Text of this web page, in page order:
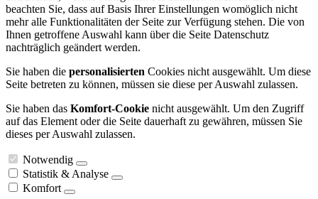
beachten Sie, dass auf Basis Ihrer Einstellungen womöglich nicht
mehr alle Funktionalitäten der Seite zur Verfügung stehen. Die von
Ihnen getroffene Auswahl kann über die Seite Datenschutz
nachträglich geändert werden.
Sie haben die personalisierten Cookies nicht ausgewählt. Um diese
Seite betreten zu können, müssen sie diese per Auswahl zulassen.
Sie haben das Komfort-Cookie nicht ausgewählt. Um den Zugriff
auf das Element oder die Seite dauerhaft zu gewähren, müssen Sie
dieses per Auswahl zulassen.
Notwendig
Statistik & Analyse
Komfort